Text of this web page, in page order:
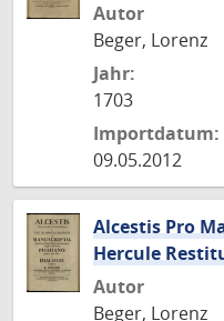
Autor
Beger, Lorenz
Jahr:
1703
Importdatum:
09.05.2012
Alcestis Pro
Hercule
Autor
Beger, Lorenz